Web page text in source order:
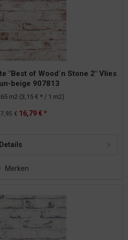
"Best of Wood`n Stone 2" Vlies
beige 907813
m2 (3,15 € * / 1 m2)
€ 16,79 € *
Details
Merken